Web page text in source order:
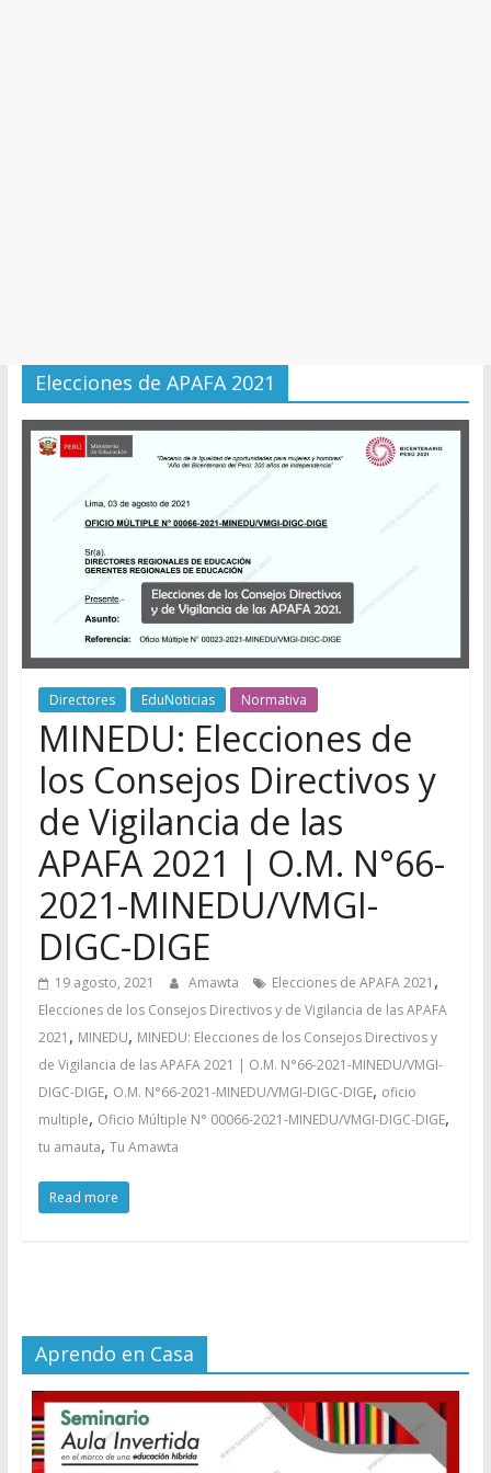
Elecciones de APAFA 2021
Directores EduNoticias Normativa
MINEDU: Elecciones de
los Consejos Directivos y
de Vigilancia de las
APAFA 2021 | O.M. N°66-
2021-MINEDU/VMGI-
DIGC-DIGE
19 agosto, 2021 Amawta Elecciones de APAFA 2021 ,
Elecciones de los Consejos Directivos y de Vigilancia de las APAFA
2021 , MINEDU, MINEDU: Elecciones de los Consejos Directivos y
de Vigilancia de las APAFA 2021 | O.M. N°66-2021-MINEDU/VMGI-
DIGC-DIGE, O.M. N°66-2021-MINEDU/VMGI-DIGC-DIGE, oficio
multiple, Oficio Múltiple N° 00066-2021-MINEDU/VMGI-DIGC-DIGE,
tu amauta, Tu Amawta
Read more
Aprendo en Casa